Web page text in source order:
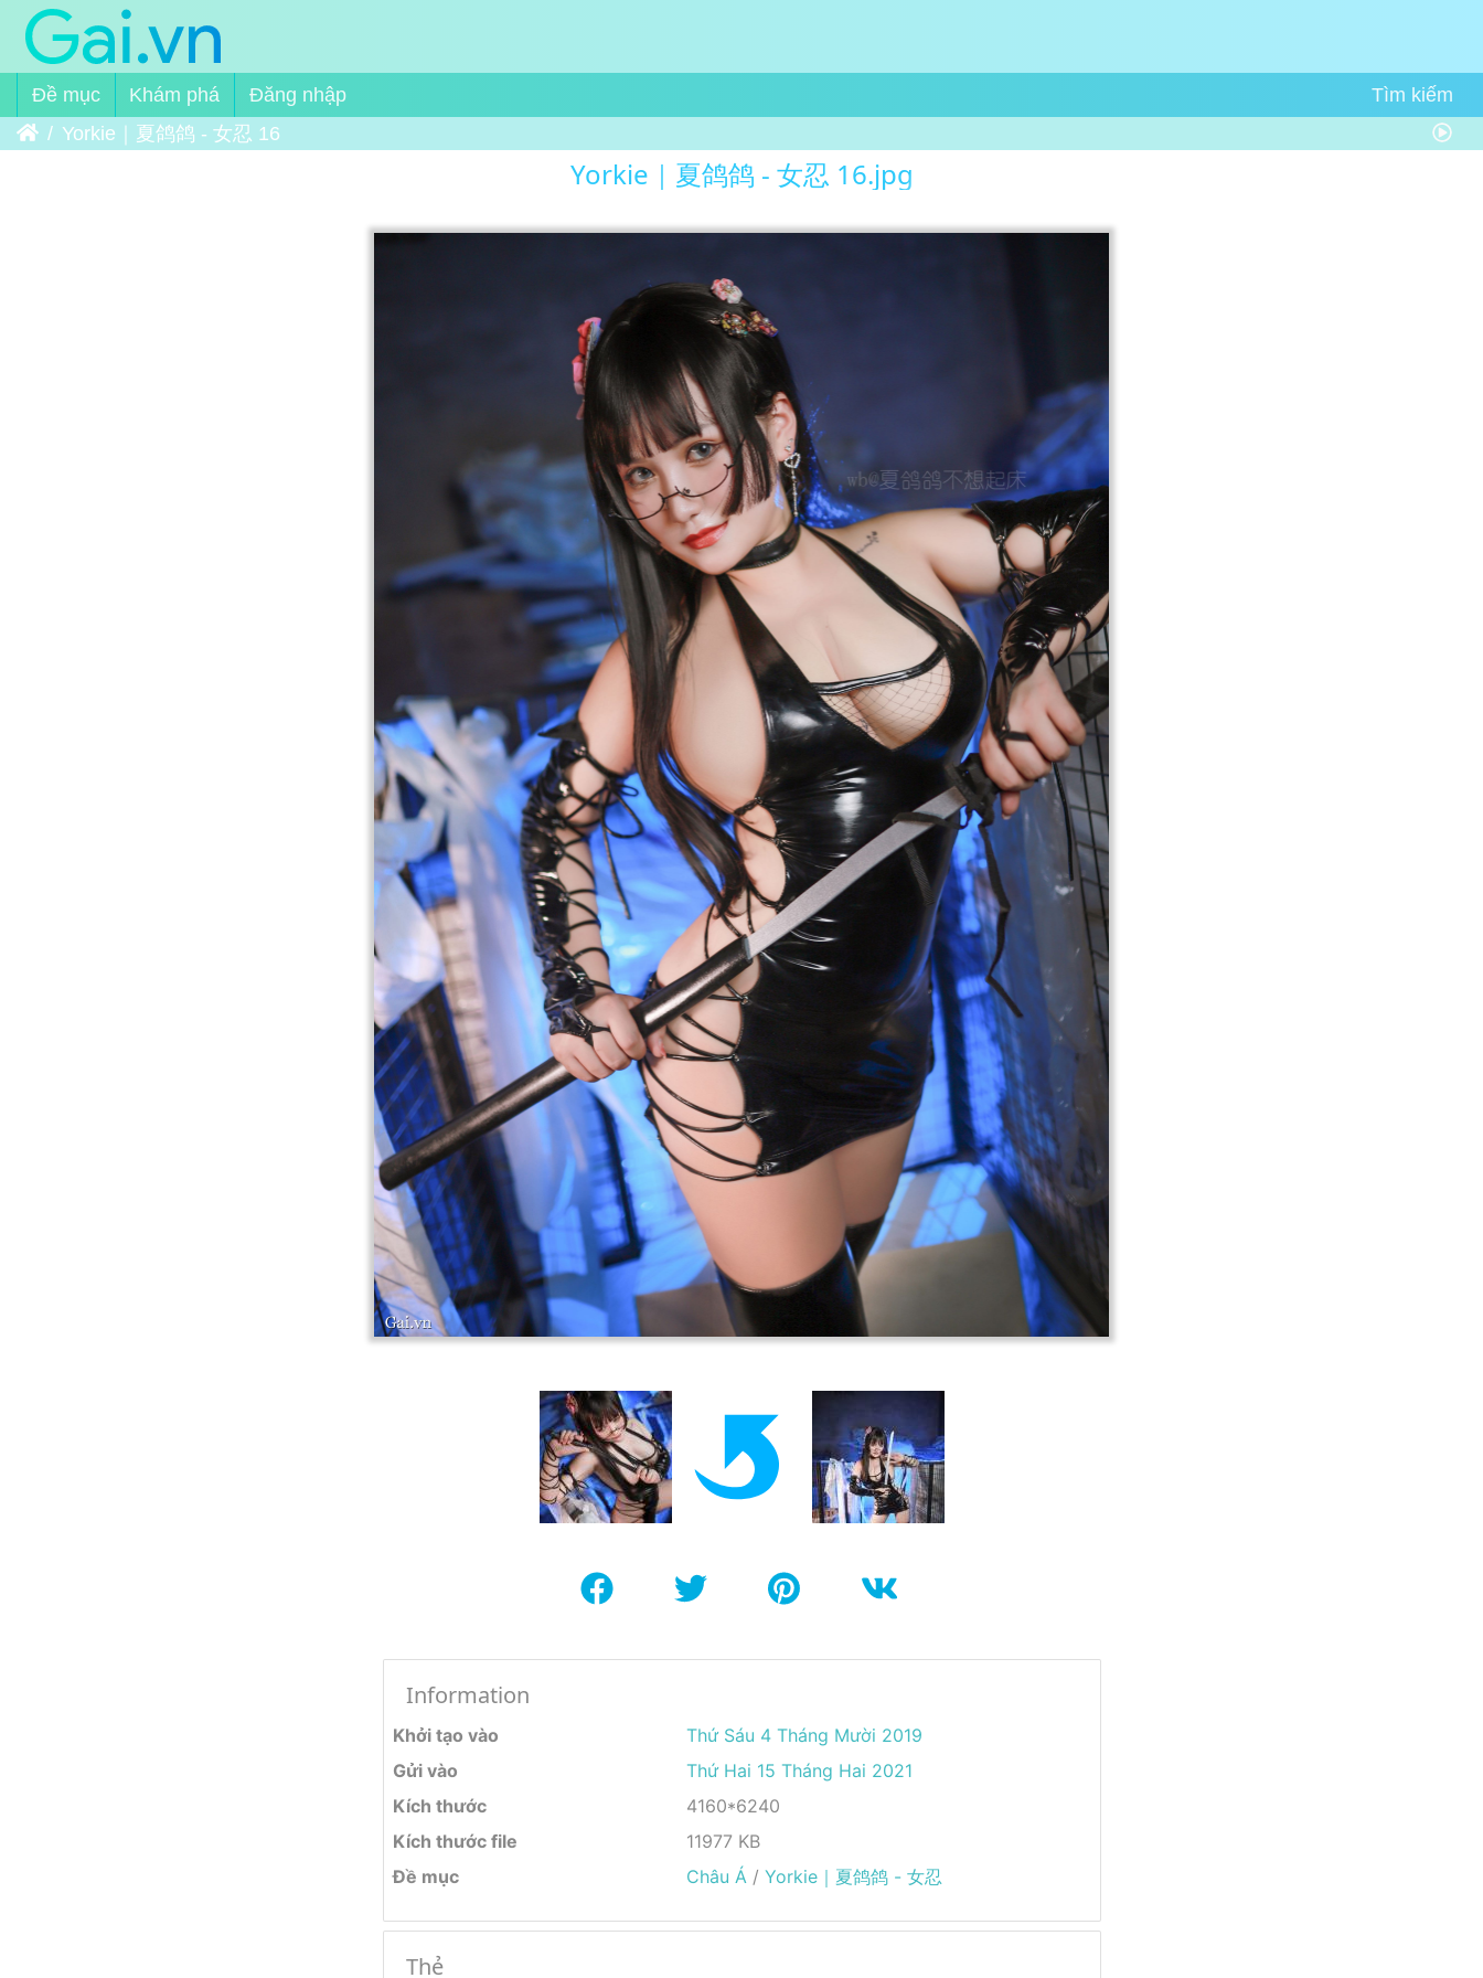
Đề mục Khám phá
Đăng nhập
Trang chủYorkie｜夏鸽鸽 - 女忍 16
Yorkie｜夏鸽鸽 - 女忍 16.jpg
Information
Khởi tạo vào
Thứ Sáu 4 Tháng Mười 2019
Gửi vào
Thứ Hai 15 Tháng Hai 2021
Kích thước
4160*6240
Kích thước file
11977 KB
Đề mục
Châu Á/ Yorkie｜夏鸽鸽 - 女忍
Thẻ